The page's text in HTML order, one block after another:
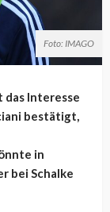
Foto: IMAGO
Interesse
bestätigt,
in
bei Schalke